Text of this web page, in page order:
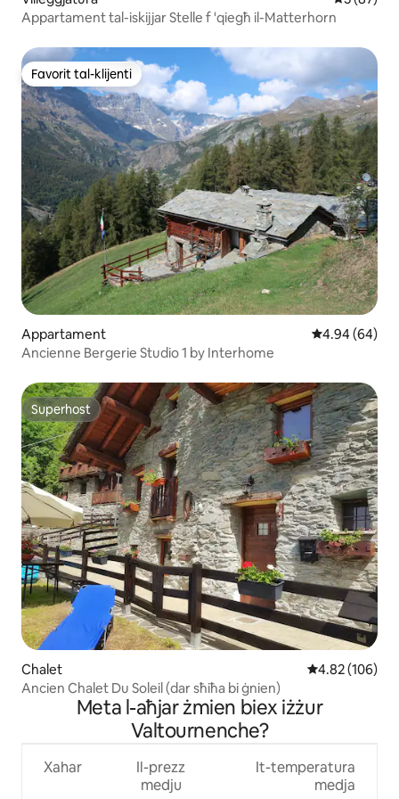
Appartament tal-iskijjar Stelle f 'qiegħ il-Matterhorn
Favorit tal-klijenti
Favorit tal-klijenti
Appartament Rating medju
4.94 (64)
Ancienne Bergerie Studio 1 by Interhome
Superhost
Superhost
Chalet Rating medju
4.82 (106)
Ancien Chalet Du Soleil (dar sħiħa bi ġnien)
Meta l-aħjar żmien biex iżżur
Valtournenche?
Xahar
Il-prezz
medju
It-temperatura
medja